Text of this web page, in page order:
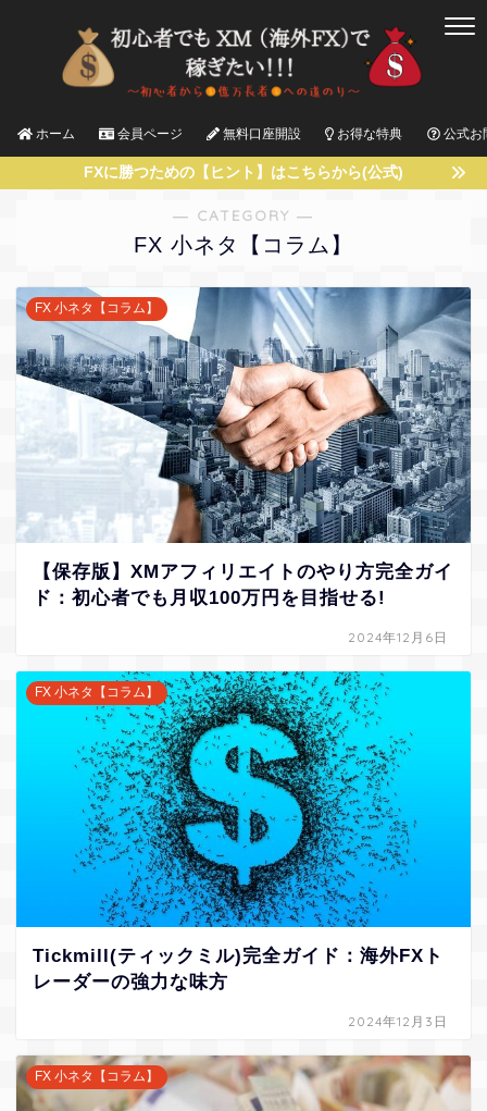
ホーム 会員ページ 無料口座開設 お得な特典 公式お
FXに勝つための【ヒント】はこちらから(公式)
― CATEGORY ―
FX 小ネタ【コラム】
FX 小ネタ【コラム】
【保存版】XMアフィリエイトのやり方完全ガイ
ド：初心者でも月収100万円を目指せる!
2024年12月6日
FX 小ネタ【コラム】
Tickmill(ティックミル)完全ガイド：海外FXト
レーダーの強力な味方
2024年12月3日
FX 小ネタ【コラム】